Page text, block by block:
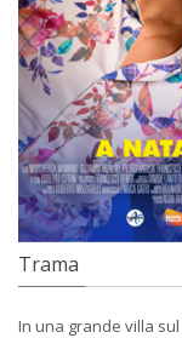
Trama
In una grande villa